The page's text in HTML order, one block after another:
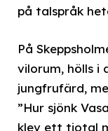
på talspråk
På
vilorum, hölls i
jungfrufärd,
”Hur sjönk
klev ett tiotal